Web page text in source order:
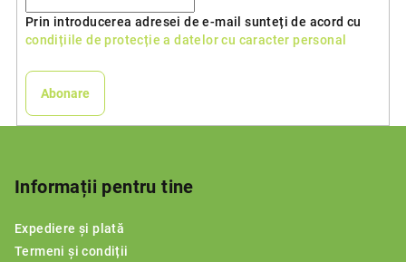
Prin introducerea adresei de e-mail sunteți de acord cu
condițiile de protecție a datelor cu caracter personal
Abonare
Informații pentru tine
Expediere și plată
Termeni și condiții